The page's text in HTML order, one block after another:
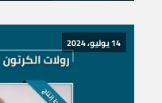
14 يوليو، 2024